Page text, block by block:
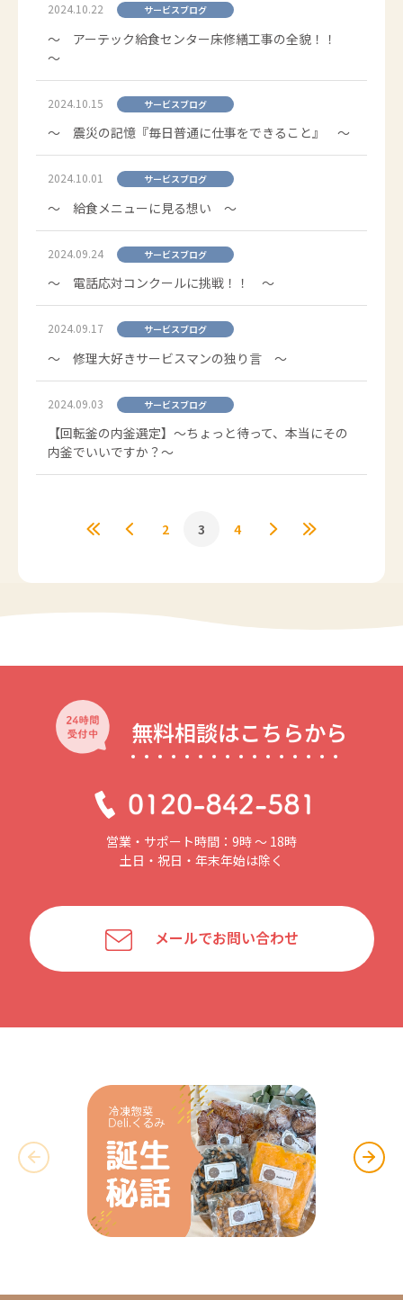
2024.10.22 サービスブログ
～ アーテック給食センター床修繕工事の全貌！！
～
2024.10.15 サービスブログ
～ 震災の記憶『毎日普通に仕事をできること』 ～
2024.10.01 サービスブログ
～ 給食メニューに見る想い ～
2024.09.24 サービスブログ
～ 電話応対コンクールに挑戦！！ ～
2024.09.17 サービスブログ
～ 修理大好きサービスマンの独り言 ～
2024.09.03 サービスブログ
【回転釜の内釜選定】～ちょっと待って、本当にその
内釜でいいですか？～
2 3 4
無料相談はこちらから
営業・サポート時間：9時 〜 18時
土日・祝日・年末年始は除く
メールでお問い合わせ